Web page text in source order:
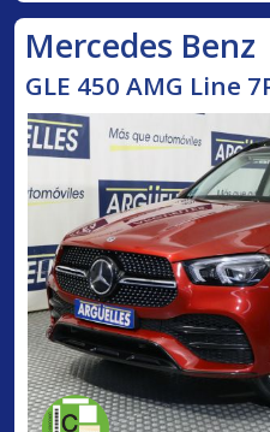
Mercedes Benz
GLE 450 AMG Line